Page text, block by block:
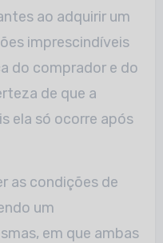
ao adquirir um
imprescindíveis
do comprador e do
de que a
ela só ocorre após
as condições de
um
em que ambas